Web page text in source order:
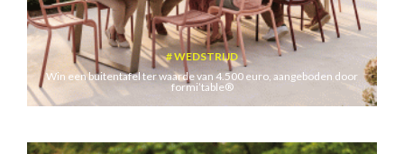
WEDSTRIJD
Win een buitentafel ter waarde van 4.500 euro, aangeboden door
formi’table®